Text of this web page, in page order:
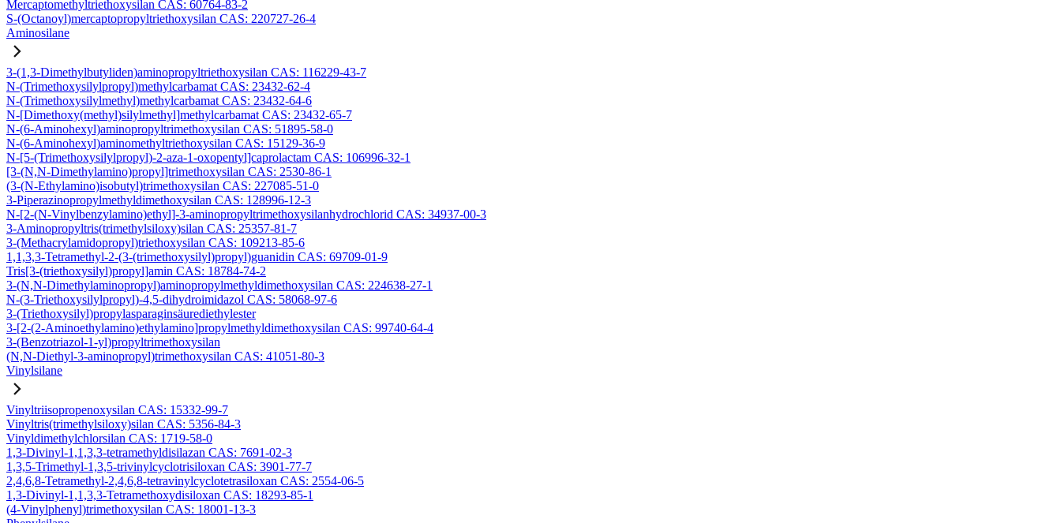
Mercaptomethyltriethoxysilan CAS: 60764-83-2
S-(Octanoyl)mercaptopropyltriethoxysilan CAS: 220727-26-4
Aminosilane
3-(1,3-Dimethylbutyliden)aminopropyltriethoxysilan CAS: 116229-43-7
N-(Trimethoxysilylpropyl)methylcarbamat CAS: 23432-62-4
N-(Trimethoxysilylmethyl)methylcarbamat CAS: 23432-64-6
N-[Dimethoxy(methyl)silylmethyl]methylcarbamat CAS: 23432-65-7
N-(6-Aminohexyl)aminopropyltrimethoxysilan CAS: 51895-58-0
N-(6-Aminohexyl)aminomethyltriethoxysilan CAS: 15129-36-9
N-[5-(Trimethoxysilylpropyl)-2-aza-1-oxopentyl]caprolactam CAS: 106996-32-1
[3-(N,N-Dimethylamino)propyl]trimethoxysilan CAS: 2530-86-1
(3-(N-Ethylamino)isobutyl)trimethoxysilan CAS: 227085-51-0
3-Piperazinopropylmethyldimethoxysilan CAS: 128996-12-3
N-[2-(N-Vinylbenzylamino)ethyl]-3-aminopropyltrimethoxysilanhydrochlorid CAS: 34937-00-3
3-Aminopropyltris(trimethylsiloxy)silan CAS: 25357-81-7
3-(Methacrylamidopropyl)triethoxysilan CAS: 109213-85-6
1,1,3,3-Tetramethyl-2-(3-(trimethoxysilyl)propyl)guanidin CAS: 69709-01-9
Tris[3-(triethoxysilyl)propyl]amin CAS: 18784-74-2
3-(N,N-Dimethylaminopropyl)aminopropylmethyldimethoxysilan CAS: 224638-27-1
N-(3-Triethoxysilylpropyl)-4,5-dihydroimidazol CAS: 58068-97-6
3-(Triethoxysilyl)propylasparaginsäurediethylester
3-[2-(2-Aminoethylamino)ethylamino]propylmethyldimethoxysilan CAS: 99740-64-4
3-(Benzotriazol-1-yl)propyltrimethoxysilan
(N,N-Diethyl-3-aminopropyl)trimethoxysilan CAS: 41051-80-3
Vinylsilane
Vinyltriisopropenoxysilan CAS: 15332-99-7
Vinyltris(trimethylsiloxy)silan CAS: 5356-84-3
Vinyldimethylchlorsilan CAS: 1719-58-0
1,3-Divinyl-1,1,3,3-tetramethyldisilazan CAS: 7691-02-3
1,3,5-Trimethyl-1,3,5-trivinylcyclotrisiloxan CAS: 3901-77-7
2,4,6,8-Tetramethyl-2,4,6,8-tetravinylcyclotetrasiloxan CAS: 2554-06-5
1,3-Divinyl-1,1,3,3-Tetramethoxydisiloxan CAS: 18293-85-1
(4-Vinylphenyl)trimethoxysilan CAS: 18001-13-3